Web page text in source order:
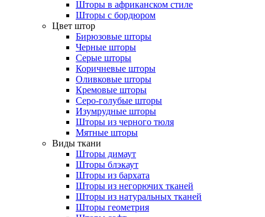
Шторы в африканском стиле
Шторы с бордюром
Цвет штор
Бирюзовые шторы
Черные шторы
Серые шторы
Коричневые шторы
Оливковые шторы
Кремовые шторы
Серо-голубые шторы
Изумрудные шторы
Шторы из черного тюля
Мятные шторы
Виды ткани
Шторы димаут
Шторы блэкаут
Шторы из бархата
Шторы из негорючих тканей
Шторы из натуральных тканей
Шторы геометрия